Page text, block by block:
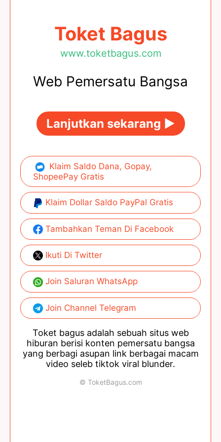
Toket Bagus
www.toketbagus.com
Web Pemersatu Bangsa
Lanjutkan sekarang ►
Klaim Saldo Dana, Gopay,
ShopeePay Gratis
Klaim Dollar Saldo PayPal Gratis
Tambahkan Teman Di Facebook
Ikuti Di Twitter
Join Saluran WhatsApp
Join Channel Telegram
Toket bagus adalah sebuah situs web
hiburan berisi konten pemersatu bangsa
yang berbagi asupan link berbagai macam
video seleb tiktok viral blunder.
© ToketBagus.com